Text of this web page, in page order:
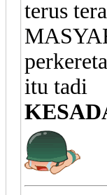
terus
itu tadi